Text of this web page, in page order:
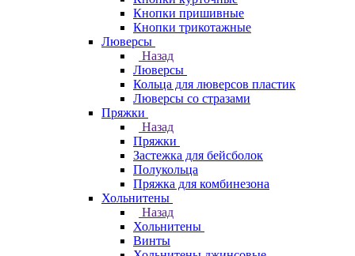
Кнопки пришивные
Кнопки трикотажные
Люверсы
Назад
Люверсы
Кольца для люверсов пластик
Люверсы со стразами
Пряжки
Назад
Пряжки
Застежка для бейсболок
Полукольца
Пряжка для комбинезона
Хольнитены
Назад
Хольнитены
Винты